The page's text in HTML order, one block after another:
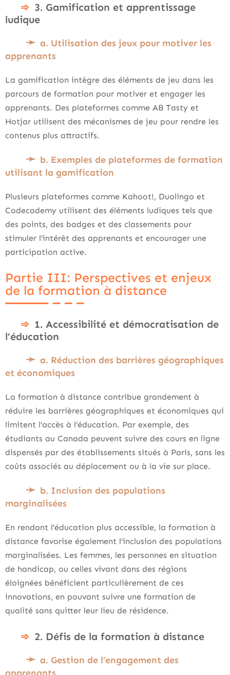
3. Gamification et apprentissage
ludique
a. Utilisation des jeux pour motiver les
apprenants
La gamification intègre des éléments de jeu dans les
parcours de formation pour motiver et engager les
apprenants. Des plateformes comme AB Tasty et
Hotjar utilisent des mécanismes de jeu pour rendre les
contenus plus attractifs.
b. Exemples de plateformes de formation
utilisant la gamification
Plusieurs plateformes comme Kahoot!, Duolingo et
Codecademy utilisent des éléments ludiques tels que
des points, des badges et des classements pour
stimuler l’intérêt des apprenants et encourager une
participation active.
Partie III: Perspectives et enjeux
de la formation à distance
1. Accessibilité et démocratisation de
l’éducation
a. Réduction des barrières géographiques
et économiques
La formation à distance contribue grandement à
réduire les barrières géographiques et économiques qui
limitent l’accès à l’éducation. Par exemple, des
étudiants au Canada peuvent suivre des cours en ligne
dispensés par des établissements situés à Paris, sans les
coûts associés au déplacement ou à la vie sur place.
b. Inclusion des populations
marginalisées
En rendant l’éducation plus accessible, la formation à
distance favorise également l’inclusion des populations
marginalisées. Les femmes, les personnes en situation
de handicap, ou celles vivant dans des régions
éloignées bénéficient particulièrement de ces
innovations, en pouvant suivre une formation de
qualité sans quitter leur lieu de résidence.
2. Défis de la formation à distance
a. Gestion de l’engagement des
apprenants